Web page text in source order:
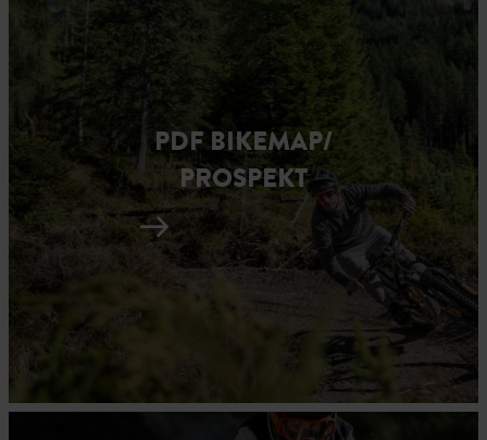
PDF BIKEMAP/
PROSPEKT